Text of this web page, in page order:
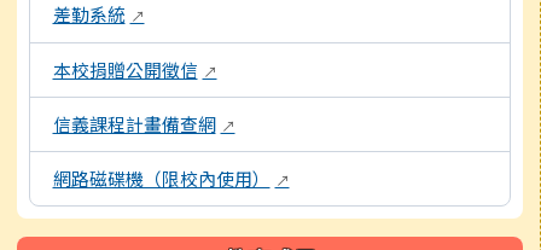
差勤系統 ↗
本校捐贈公開徵信 ↗
信義課程計畫備查網 ↗
網路磁碟機（限校內使用） ↗